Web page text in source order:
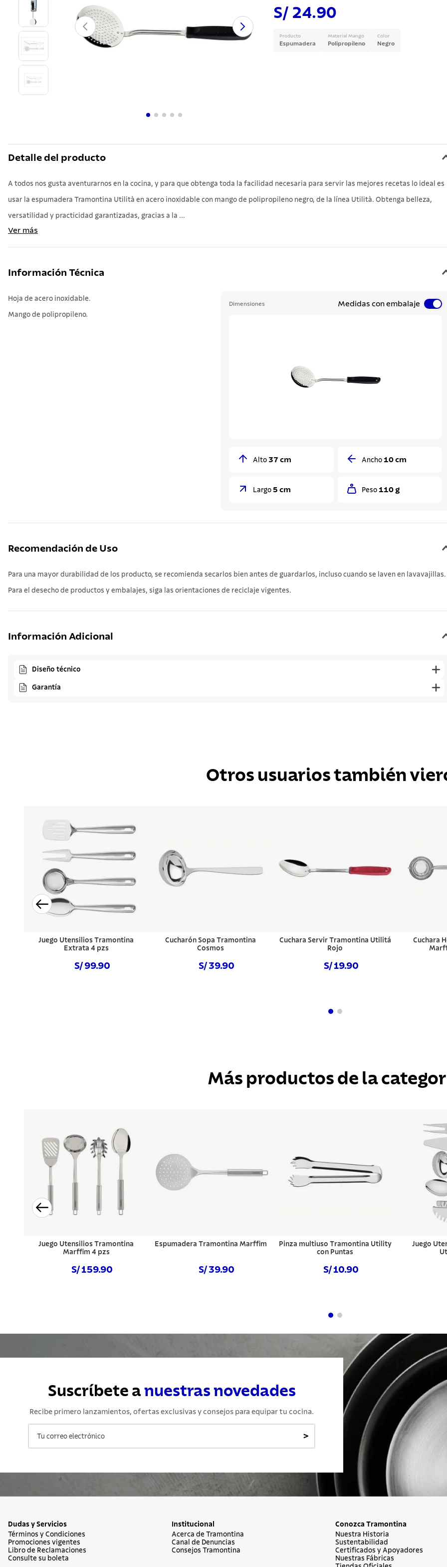
S/ 24.90
Producto
Espumadera
Material Mango
Polipropileno
Color
Negro
Detalle del producto
A todos nos gusta aventurarnos en la cocina, y para que obtenga toda la facilidad necesaria para servir las mejores recetas lo ideal es
usar la espumadera Tramontina Utilità en acero inoxidable con mango de polipropileno negro, de la línea Utilità. Obtenga belleza,
versatilidad y practicidad garantizadas, gracias a la ...
Ver más
Información Técnica
Hoja de acero inoxidable.
Mango de polipropileno.
Dimensiones Medidas con embalaje
Alto 37 cm Ancho 10 cm
Largo 5 cm Peso 110 g
Recomendación de Uso
Para una mayor durabilidad de los producto, se recomienda secarlos bien antes de guardarlos, incluso cuando se laven en lavavajillas.
Para el desecho de productos y embalajes, siga las orientaciones de reciclaje vigentes.
Información Adicional
Diseño técnico
Garantía
Otros usuarios también
Juego Utensilios Tramontina
Extrata 4 pzs
S/ 99.90
Cucharón Sopa Tramontina
Cosmos
S/ 39.90
Cuchara Servir Tramontina Utilitá
Rojo
S/ 19.90
Cuchara
Más productos de la
Juego Utensilios Tramontina
Marffim 4 pzs
S/ 159.90
Espumadera Tramontina Marffim
S/ 39.90
Pinza multiuso Tramontina Utility
con Puntas
S/ 10.90
Juego
Suscríbete anuestras novedades
Recibe primero lanzamientos, ofertas exclusivas y consejos para equipar tu cocina.
>
Dudas y Servicios
Términos y Condiciones
Promociones vigentes
Libro de Reclamaciones
Consulte su boleta
Institucional
Acerca de Tramontina
Canal de Denuncias
Consejos Tramontina
Conozca Tramontina
Nuestra Historia
Sustentabilidad
Certificados y Apoyadores
Nuestras Fábricas